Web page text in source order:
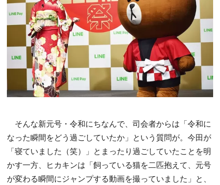
そんな新元号・令和にちなんで、司会者からは「令和に
なった瞬間をどう過ごしていたか」という質問が。今田が
「寝ていました（笑）」とまったり過ごしていたことを明
かす一方、ヒカキンは「飼っている猫を二匹抱えて、元号
が変わる瞬間にジャンプする動画を撮っていました」と、